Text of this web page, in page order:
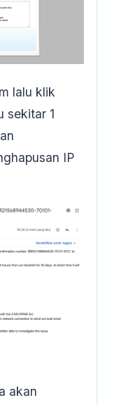
lalu klik
sekitar 1
IP
akan